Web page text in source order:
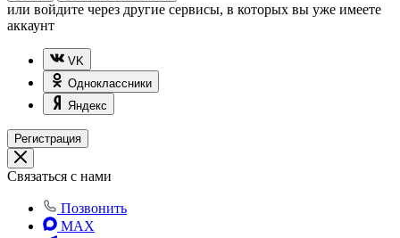
или войдите через другие сервисы, в которых вы уже имеете
аккаунт
VK
Одноклассники
Яндекс
Регистрация
Связаться с нами
Позвонить
MAX